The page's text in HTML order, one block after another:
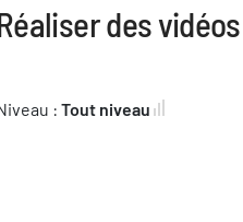
des
: Tout niveau